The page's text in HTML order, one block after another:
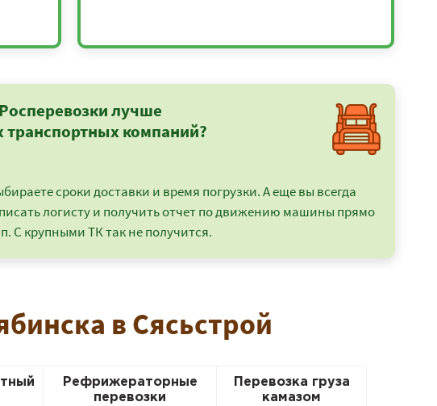
лучше
транспортных компаний?
сроки доставки и время погрузки. А еще вы всегда
логисту и получить отчет по движению машины прямо
С крупными ТК так не получится.
в Сясьстрой
Рефрижераторные
перевозки
Перевозка груза
камазом